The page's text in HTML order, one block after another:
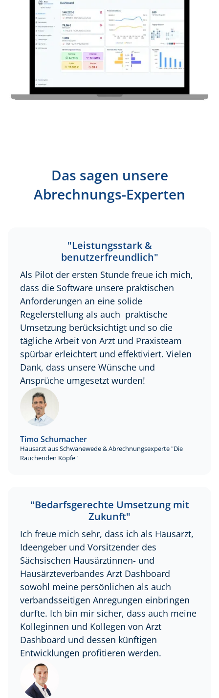
Das sagen unsere
Abrechnungs-Experten
"Leistungsstark &
benutzerfreundlich"
Als Pilot der ersten Stunde freue ich mich,
dass die Software unsere praktischen
Anforderungen an eine solide
Regelerstellung als auch praktische
Umsetzung berücksichtigt und so die
tägliche Arbeit von Arzt und Praxisteam
spürbar erleichtert und effektiviert. Vielen
Dank, dass unsere Wünsche und
Ansprüche umgesetzt wurden!
Timo Schumacher
Hausarzt aus Schwanewede & Abrechnungsexperte "Die
Rauchenden Köpfe"
"Bedarfsgerechte Umsetzung mit
Zukunft"
Ich freue mich sehr, dass ich als Hausarzt,
Ideengeber und Vorsitzender des
Sächsischen Hausärztinnen- und
Hausärzteverbandes Arzt Dashboard
sowohl meine persönlichen als auch
verbandsseitigen Anregungen einbringen
durfte. Ich bin mir sicher, dass auch meine
Kolleginnen und Kollegen von Arzt
Dashboard und dessen künftigen
Entwicklungen profitieren werden.